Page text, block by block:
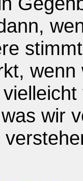
wenn
wir